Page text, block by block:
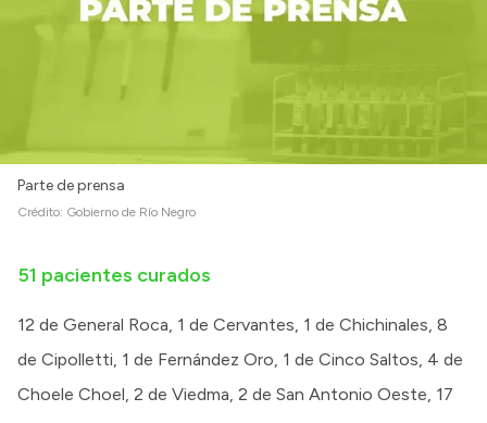
Compras y licitaciones
Convocatorias
Login
Parte de prensa
Crédito: Gobierno de Río Negro
51 pacientes curados
12 de General Roca, 1 de Cervantes, 1 de Chichinales, 8
de Cipolletti, 1 de Fernández Oro, 1 de Cinco Saltos, 4 de
Choele Choel, 2 de Viedma, 2 de San Antonio Oeste, 17